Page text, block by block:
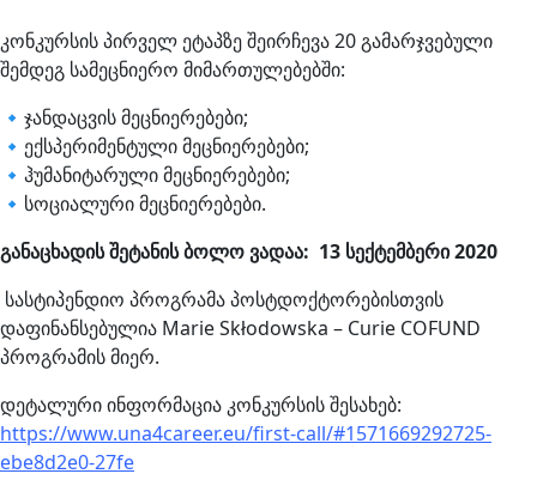
კონკურსის პირველ ეტაპზე შეირჩევა 20 გამარჯვებული
შემდეგ სამეცნიერო მიმართულებებში:
🔹 ჯანდაცვის მეცნიერებები;
🔹 ექსპერიმენტული მეცნიერებები;
🔹 ჰუმანიტარული მეცნიერებები;
🔹 სოციალური მეცნიერებები.
განაცხადის შეტანის ბოლო ვადაა: 13 სექტემბერი 2020
სასტიპენდიო პროგრამა პოსტდოქტორებისთვის
დაფინანსებულია Marie Skłodowska – Curie COFUND
პროგრამის მიერ.
დეტალური ინფორმაცია კონკურსის შესახებ:
https://www.una4career.eu/first-call/#1571669292725-
ebe8d2e0-27fe